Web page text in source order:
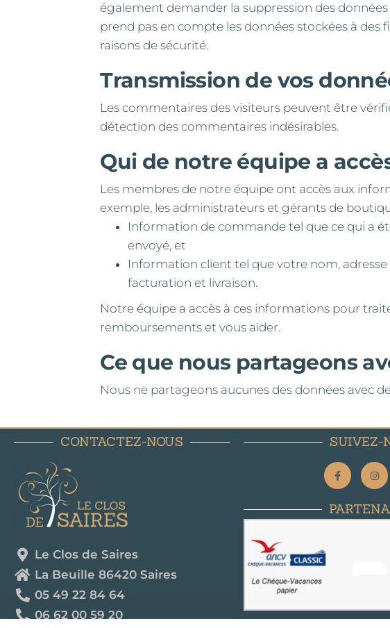
également demander la suppression des
prend pas en compte les données stockées à des
raisons de sécurité.
Transmission de vos
Les commentaires des visiteurs peuvent être
détection des commentaires indésirables.
Qui de notre équipe a
Les membres de notre équipe ont accès aux
exemple, les administrateurs et gérants de
Information de commande tel que ce qui a
envoyé, et
Information client tel que votre nom,
facturation et livraison.
Notre équipe a accès à ces informations pour
remboursements et vous aider.
Ce que nous partageons
Nous ne partageons aucunes des données avec
CONTACTEZ-NOUS
Le Clos de Saires
La Beuille 86420 Saires
05 49 22 84 64
06 62 00 59 20
SUIVEZ-